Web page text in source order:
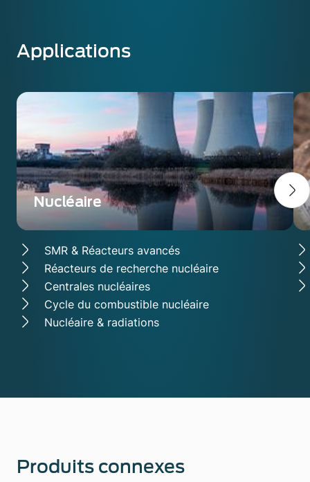
Applications
Nucléaire
SMR & Réacteurs avancés
Réacteurs de recherche nucléaire
Centrales nucléaires
Cycle du combustible nucléaire
Nucléaire & radiations
Produits connexes